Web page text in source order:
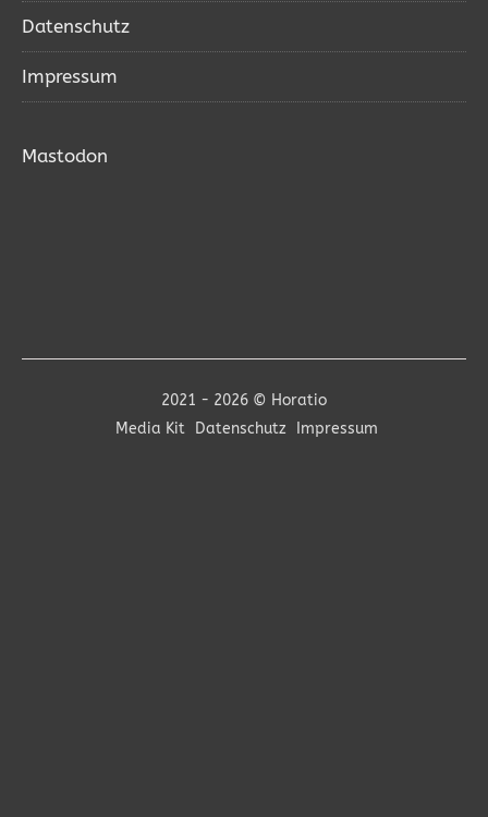
Datenschutz
Impressum
Mastodon
2021 - 2026 © Horatio
Media Kit
Datenschutz Impressum